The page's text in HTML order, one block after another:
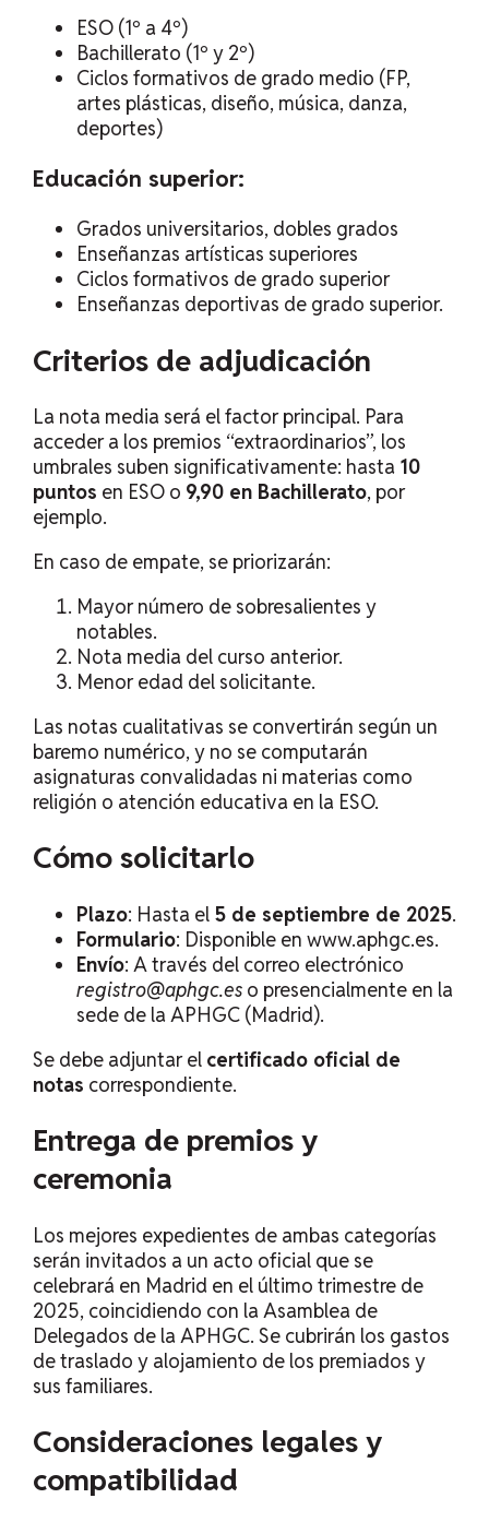
ESO (1º a 4º)
Bachillerato (1º y 2º)
Ciclos formativos de grado medio (FP,
artes plásticas, diseño, música, danza,
deportes)
Educación superior:
Grados universitarios, dobles grados
Enseñanzas artísticas superiores
Ciclos formativos de grado superior
Enseñanzas deportivas de grado superior.
Criterios de adjudicación
La nota media será el factor principal. Para
acceder a los premios “extraordinarios”, los
umbrales suben significativamente: hasta 10
puntos en ESO o 9,90 en Bachillerato, por
ejemplo.
En caso de empate, se priorizarán:
Mayor número de sobresalientes y
notables.
Nota media del curso anterior.
Menor edad del solicitante.
Las notas cualitativas se convertirán según un
baremo numérico, y no se computarán
asignaturas convalidadas ni materias como
religión o atención educativa en la ESO.
Cómo solicitarlo
Plazo: Hasta el 5 de septiembre de 2025.
Formulario: Disponible en www.aphgc.es.
Envío: A través del correo electrónico
registro@aphgc.eso presencialmente en la
sede de la APHGC (Madrid).
Se debe adjuntar el certificado oficial de
notas correspondiente.
Entrega de premios y
ceremonia
Los mejores expedientes de ambas categorías
serán invitados a un acto oficial que se
celebrará en Madrid en el último trimestre de
2025, coincidiendo con la Asamblea de
Delegados de la APHGC. Se cubrirán los gastos
de traslado y alojamiento de los premiados y
sus familiares.
Consideraciones legales y
compatibilidad